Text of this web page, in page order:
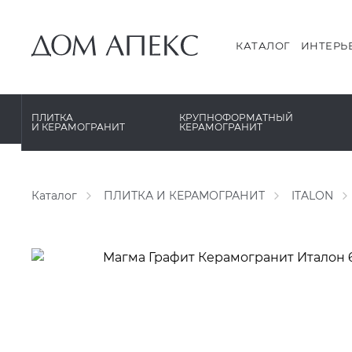
КАТАЛОГ
ПЛИТКА
И КЕРАМОГРАНИТ
PORCELANOSA
УРАЛЬСКИЙ ГРАНИТ
КРУПНОФОРМАТНЫЙ
КЕРАМОГРАНИТ
XXL Pamesa
Каталог ПЛИТКА И КЕРАМОГРАНИТ ITALON